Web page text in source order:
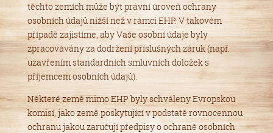
těchto zemích může být právní úroveň ochrany
osobních údajů nižší než v rámci EHP. V takovém
případě zajistíme, aby Vaše osobní údaje byly
zpracovávány za dodržení příslušných záruk (např.
uzavřením standardních smluvních doložek s
příjemcem osobních údajů).
Některé země mimo EHP byly schváleny Evropskou
komisí, jako země poskytující v podstatě rovnocennou
ochranu jakou zaručují předpisy o ochraně osobních